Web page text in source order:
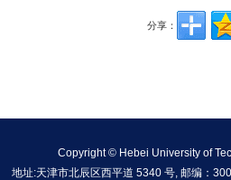
分享：
Copyright © Hebei University of
地址:天津市北辰区西平道 5340 号, 邮编：